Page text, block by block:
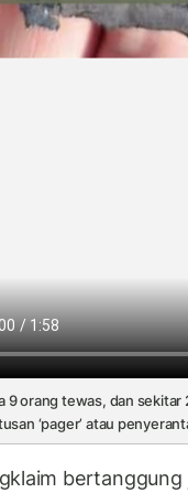
9 orang tewas, dan
‘pager’ atau